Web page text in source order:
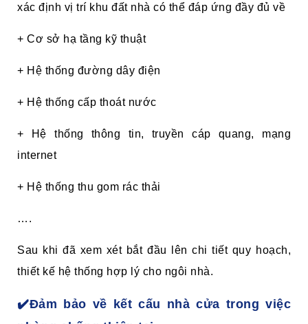
xác định vị trí khu đất nhà có thể đáp ứng đầy đủ về
+ Cơ sở hạ tầng kỹ thuật
+ Hệ thống đường dây điện
+ Hệ thống cấp thoát nước
+ Hệ thống thông tin, truyền cáp quang, mạng
internet
+ Hệ thống thu gom rác thải
….
Sau khi đã xem xét bắt đầu lên chi tiết quy hoạch,
thiết kế hệ thống hợp lý cho ngôi nhà.
✔️Đảm bảo về kết cấu nhà cửa trong việc